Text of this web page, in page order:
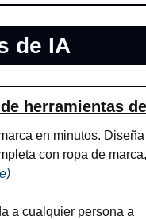
de IA
herramientas
en minutos. Diseña
con ropa de marca,
a cualquier persona a